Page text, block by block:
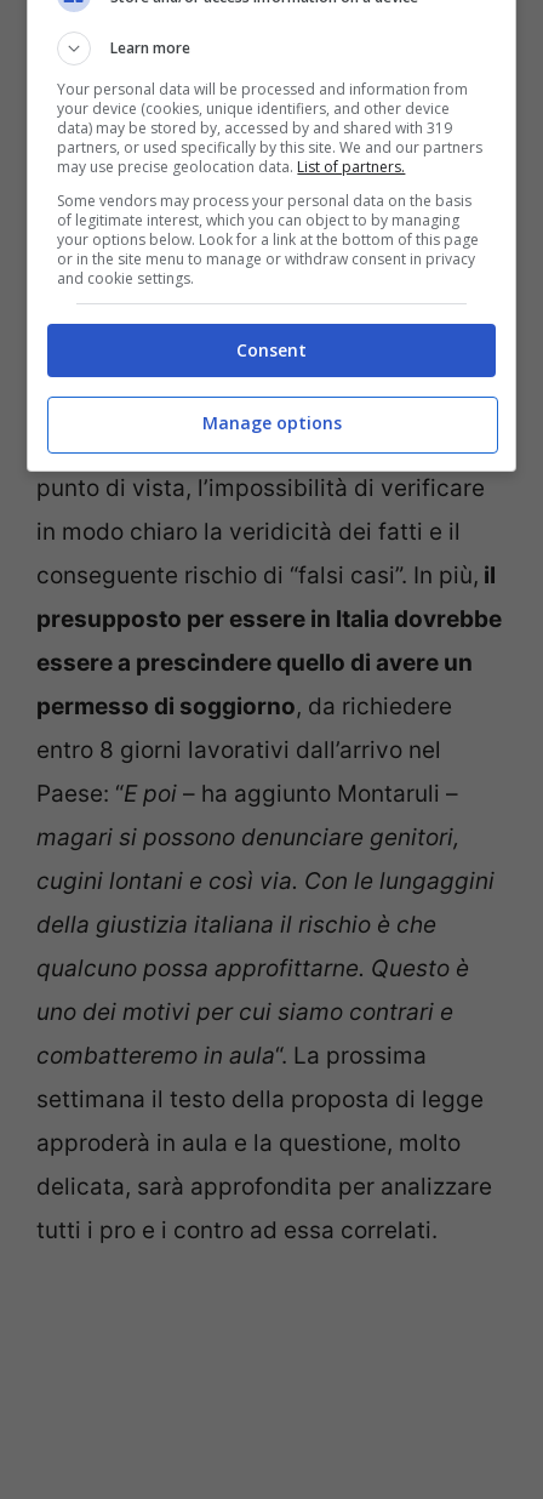
Proposta di legge per dare cittadinanza italiana alle vittime
dei matrimoni combinati (Ansa)
solo partito a non aver dato l’ok è stato
Fratelli d’Italia
e il motivo lo ha spiegato la
deputata Augusta Montaruli: “Invece di
elaborare norme per persone già tutelate
dalla legge, la nostra idea è di espellere le
persone indagate, che si macchiano del
reato di proporre un matrimonio forzato o
portarlo a termine
punto di vista, l’impossibilità di verificare
in modo chiaro la veridicità dei fatti e il
conseguente rischio di “falsi casi”. In più, il
presupposto per essere in Italia dovrebbe
essere a prescindere quello di avere un
permesso di soggiorno, da richiedere
entro 8 giorni lavorativi dall’arrivo nel
Paese: “E poi – ha aggiunto Montaruli –
magari si possono denunciare genitori,
cugini lontani e così via. Con le lungaggini
della giustizia italiana il rischio è che
qualcuno possa approfittarne. Questo è
uno dei motivi per cui siamo contrari e
combatteremo in aula“. La prossima
settimana il testo della proposta di legge
approderà in aula e la questione, molto
delicata, sarà approfondita per analizzare
tutti i pro e i contro ad essa correlati.
Learn more
Your personal data will be processed and information from
your device (cookies, unique identifiers, and other device
data) may be stored by, accessed by and shared with 319
partners, or used specifically by this site. We and our partners
may use precise geolocation data. List of partners.
Some vendors may process your personal data on the basis
of legitimate interest, which you can object to by managing
your options below. Look for a link at the bottom of this page
or in the site menu to manage or withdraw consent in privacy
and cookie settings.
Consent
Manage options